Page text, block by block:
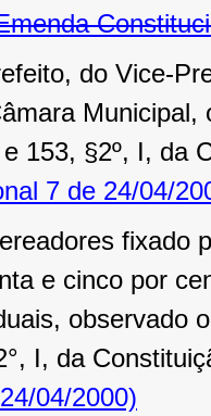
do Vice-
153, §2º, I, da
7 de 24/04/
fixado
e cinco por
observado
I, da
04/2000)